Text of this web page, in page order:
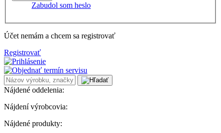
Zabudol som heslo
Účet nemám a chcem sa registrovať
Registrovať
Nájdené oddelenia:
Nájdení výrobcovia:
Nájdené produkty: